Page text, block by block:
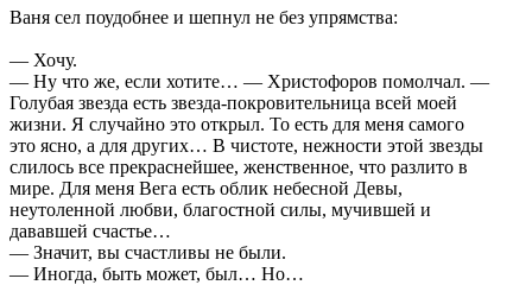
Ваня сел поудобнее и шепнул не без упрямства:
— Хочу.
— Ну что же, если хотите… — Христофоров помолчал. —
Голубая звезда есть звезда-покровительница всей моей
жизни. Я случайно это открыл. То есть для меня самого
это ясно, а для других… В чистоте, нежности этой звезды
слилось все прекраснейшее, женственное, что разлито в
мире. Для меня Вега есть облик небесной Девы,
неутоленной любви, благостной силы, мучившей и
дававшей счастье…
— Значит, вы счастливы не были.
— Иногда, быть может, был… Но…